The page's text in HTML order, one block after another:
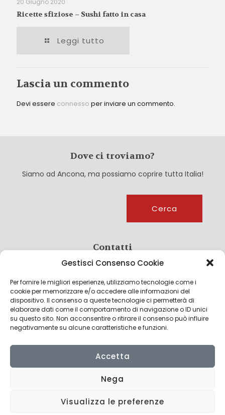
Gestisci Consenso Cookie
Per fornire le migliori esperienze, utilizziamo tecnologie come i
cookie per memorizzare e/o accedere alle informazioni del
dispositivo. Il consenso a queste tecnologie ci permetterà di
elaborare dati come il comportamento di navigazione o ID unici
su questo sito. Non acconsentire o ritirare il consenso può influire
negativamente su alcune caratteristiche e funzioni.
Accetta
Nega
Visualizza le preferenze
20 Giugno 2020
Ricette sfiziose – Sushi fatto in casa
Leggi tutto
Lascia un commento
Devi essere connesso per inviare un commento.
Dove ci troviamo?
Siamo ad Ancona, ma possiamo coprire tutta Italia!
Cerca
Contatti
info@culturagroalimentare.com
Note legali
Privacy Policy
© 2022 CulturAgroalimentare di Raffaello De Crescenzo - P.IVA